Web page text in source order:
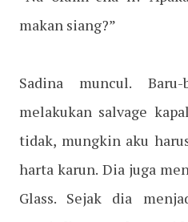
makan siang?”
Sadina muncul.
melakukan salvage
tidak, mungkin aku
harta karun. Dia juga
Glass. Sejak dia